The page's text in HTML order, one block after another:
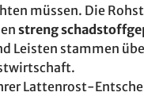
müssen. Die
streng
Leisten stammen
Lattenrost-